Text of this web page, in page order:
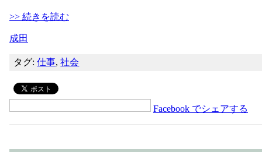
>> 続きを読む
成田
タグ:仕事,社会
Facebook でシェアする